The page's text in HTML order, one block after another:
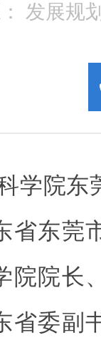
发展规
学院
省东莞
院院长
省委副